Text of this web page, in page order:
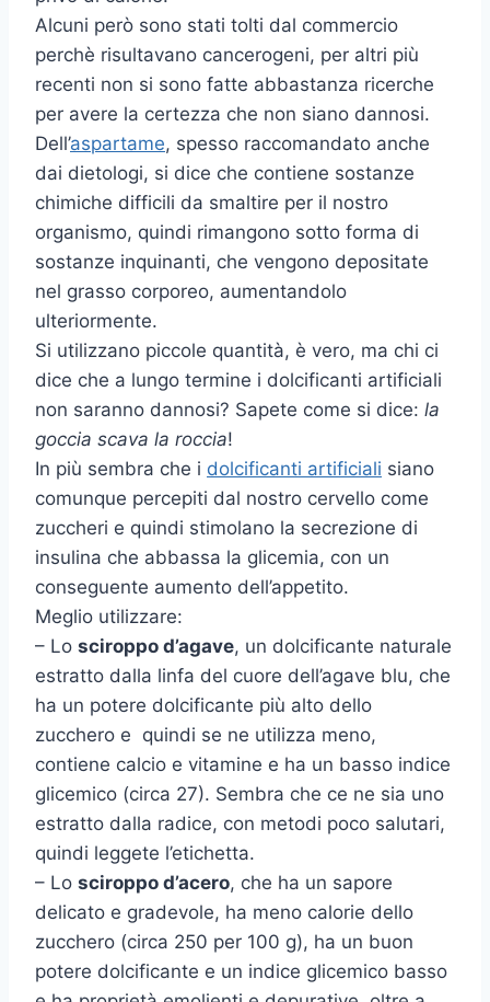
Alcuni però sono stati tolti dal commercio
perchè risultavano cancerogeni, per altri più
recenti non si sono fatte abbastanza ricerche
per avere la certezza che non siano dannosi.
Dell’aspartame, spesso raccomandato anche
dai dietologi, si dice che contiene sostanze
chimiche difficili da smaltire per il nostro
organismo, quindi rimangono sotto forma di
sostanze inquinanti, che vengono depositate
nel grasso corporeo, aumentandolo
ulteriormente.
Si utilizzano piccole quantità, è vero, ma chi ci
dice che a lungo termine i dolcificanti artificiali
non saranno dannosi? Sapete come si dice: la
goccia scava la roccia!
In più sembra che i dolcificanti artificiali siano
comunque percepiti dal nostro cervello come
zuccheri e quindi stimolano la secrezione di
insulina che abbassa la glicemia, con un
conseguente aumento dell’appetito.
Meglio utilizzare:
– Lo sciroppo d’agave, un dolcificante naturale
estratto dalla linfa del cuore dell’agave blu, che
ha un potere dolcificante più alto dello
zucchero e quindi se ne utilizza meno,
contiene calcio e vitamine e ha un basso indice
glicemico (circa 27). Sembra che ce ne sia uno
estratto dalla radice, con metodi poco salutari,
quindi leggete l’etichetta.
– Lo sciroppo d’acero, che ha un sapore
delicato e gradevole, ha meno calorie dello
zucchero (circa 250 per 100 g), ha un buon
potere dolcificante e un indice glicemico basso